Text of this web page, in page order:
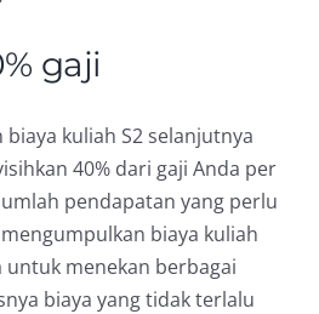
gaji
kuliah S2 selanjutnya
40% dari gaji Anda per
pendapatan yang perlu
biaya kuliah
menekan berbagai
biaya yang tidak terlalu